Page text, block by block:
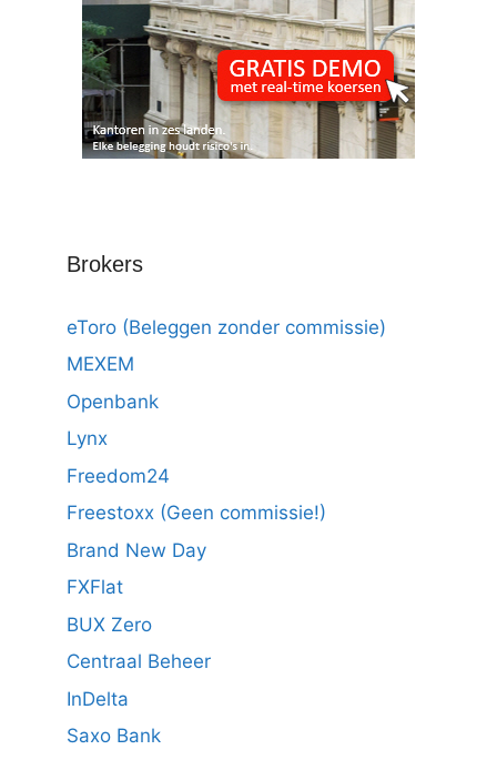
Brokers
eToro (Beleggen zonder commissie)
MEXEM
Openbank
Lynx
Freedom24
Freestoxx (Geen commissie!)
Brand New Day
FXFlat
BUX Zero
Centraal Beheer
InDelta
Saxo Bank